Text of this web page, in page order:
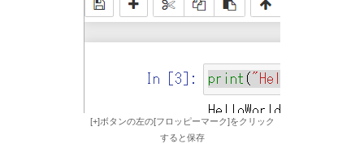
[+]ボタンの左の[フロッピーマーク]をクリック
すると保存